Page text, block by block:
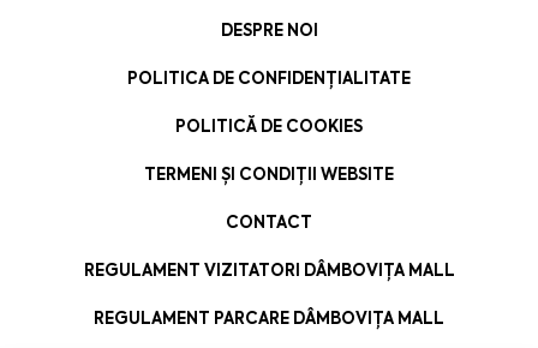
DESPRE NOI
POLITICA DE CONFIDENȚIALITATE
POLITICĂ DE COOKIES
TERMENI ȘI CONDIȚII WEBSITE
CONTACT
REGULAMENT VIZITATORI DÂMBOVIȚA MALL
REGULAMENT PARCARE DÂMBOVIȚA MALL